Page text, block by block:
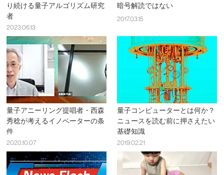
り続ける量子アルゴリズム研究
者
2023.06.13
暗号解読ではない
2017.03.15
量子アニーリング提唱者・西森
秀稔が考えるイノベーターの条
件
2020.10.07
量子コンピューターとは何か？
ニュースを読む前に押さえたい
基礎知識
2019.02.21